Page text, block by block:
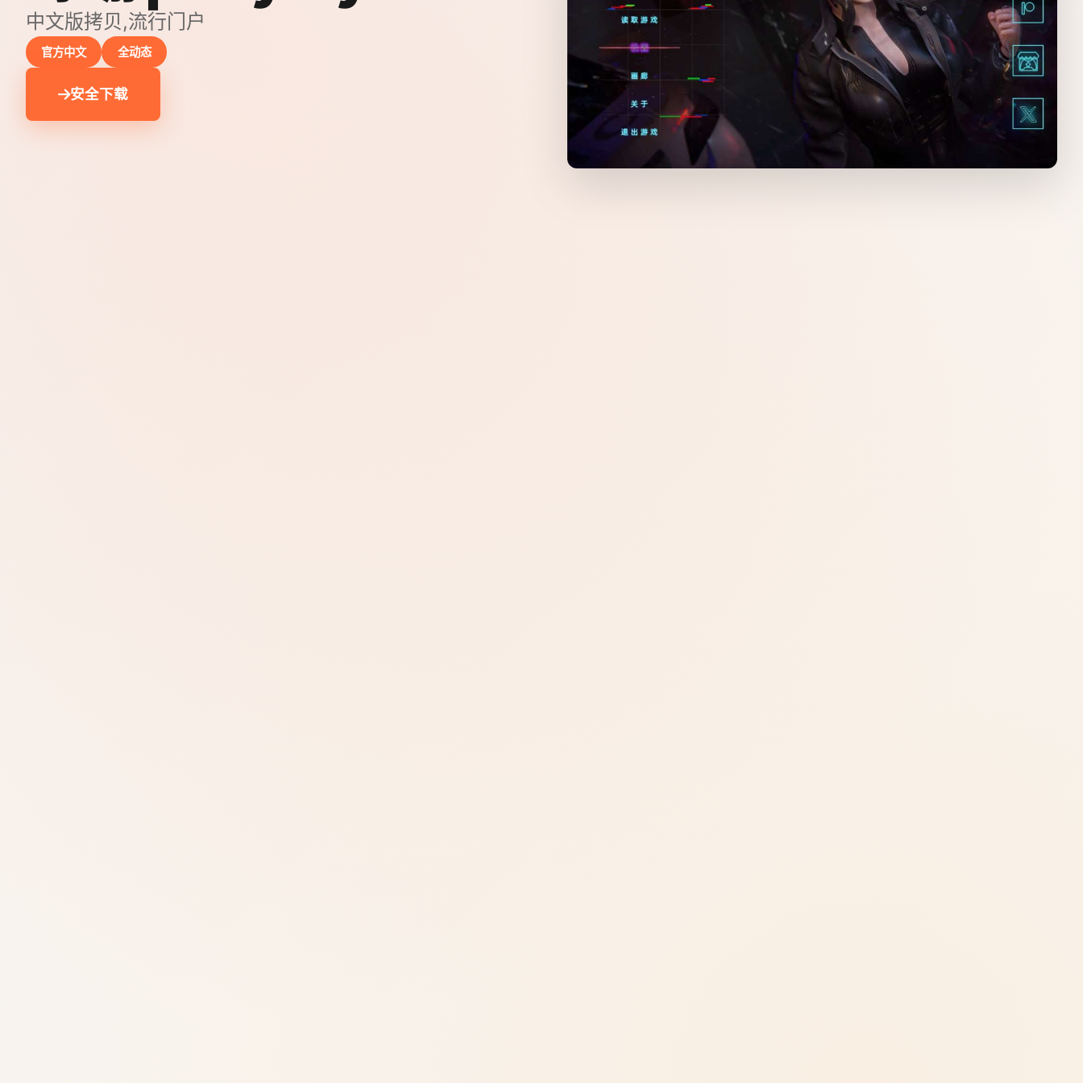
中文版拷贝,流行门户
官方中文 全动态
安全下载